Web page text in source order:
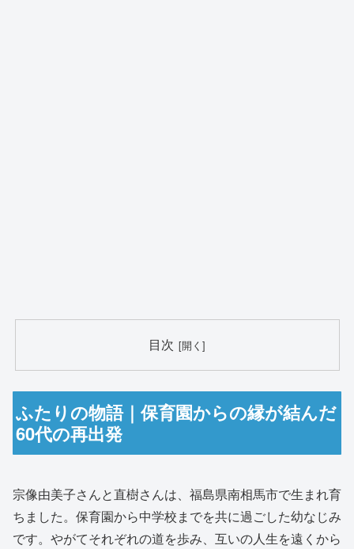
目次
ふたりの物語｜保育園からの縁が結んだ
60代の再出発
宗像由美子さんと直樹さんは、福島県南相馬市で生まれ育
ちました。保育園から中学校までを共に過ごした幼なじみ
です。やがてそれぞれの道を歩み、互いの人生を遠くから